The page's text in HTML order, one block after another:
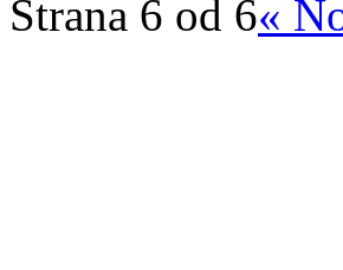
Strana 6 od 6«